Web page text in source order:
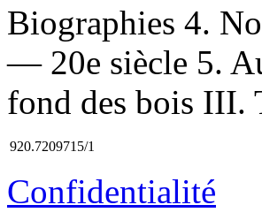
Biographies 4.
— 20e siècle 5.
fond des bois III.
920.7209715/1
Confidentialité